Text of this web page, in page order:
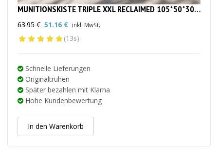
MUNITIONSKISTE TRIPLE XXL RECLAIMED 105*50*30CM
63.95€
Ursprünglicher
Preis
war:
63.95 €
51.16 €
Aktueller
Preis
ist:
51.16 €.
inkl. MwSt.
(13s)
Schnelle Lieferungen
Originaltruhen
Später bezahlen mit Klarna
Hohe Kundenbewertung
In den Warenkorb